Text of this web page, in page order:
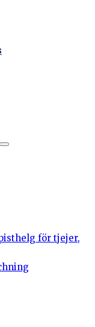
för tjejer,